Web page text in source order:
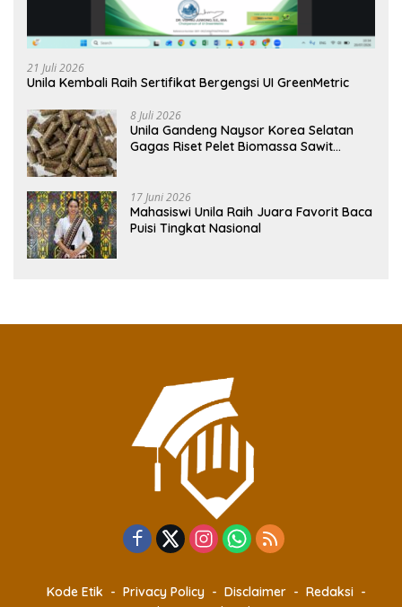
21 Juli 2026
Unila Kembali Raih Sertifikat Bergengsi UI GreenMetric
8 Juli 2026
Unila Gandeng Naysor Korea Selatan
Gagas Riset Pelet Biomassa Sawit
17 Juni 2026
Mahasiswi Unila Raih Juara Favorit Baca
Puisi Tingkat Nasional
Kode Etik Privacy Policy Disclaimer
Redaksi